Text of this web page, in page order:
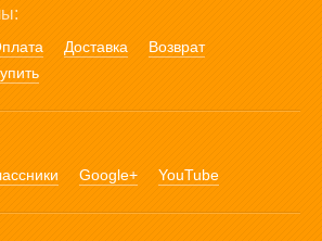
Доставка
Возврат
Google+ YouTube